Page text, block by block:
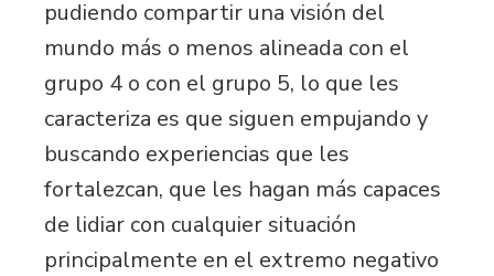
pudiendo compartir una visión del
mundo más o menos alineada con el
grupo 4 o con el grupo 5, lo que les
caracteriza es que siguen empujando y
buscando experiencias que les
fortalezcan, que les hagan más capaces
de lidiar con cualquier situación
principalmente en el extremo negativo